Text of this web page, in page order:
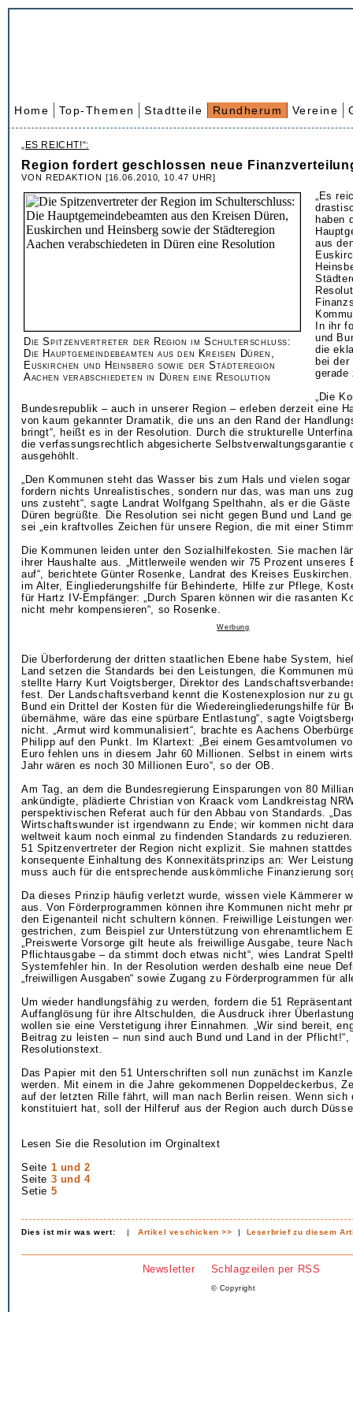
Home Top-Themen Stadtteile Rundherum Vereine
„ES REICHT!“:
Region fordert geschlossen neue
VON REDAKTION [16.06.2010, 10.47 UHR]
Die Spitzenvertreter der Region im Schulterschluss:
Die Hauptgemeindebeamten aus den Kreisen Düren,
Euskirchen und Heinsberg sowie der Städteregion
Aachen verabschiedeten in Düren eine Resolution
„Es
haben
aus
In ihr
und
die
bei
gerade
„Die
Bundesrepublik – auch in unserer Region – erleben derzeit eine
von kaum gekannter Dramatik, die uns an den Rand der
bringt“, heißt es in der Resolution. Durch die strukturelle
die verfassungsrechtlich abgesicherte Selbstverwaltungsgarantie
ausgehöhlt.
„Den Kommunen steht das Wasser bis zum Hals und vielen
fordern nichts Unrealistisches, sondern nur das, was man uns
uns zusteht“, sagte Landrat Wolfgang Spelthahn, als er die
Düren begrüßte. Die Resolution sei nicht gegen Bund und Land
sei „ein kraftvolles Zeichen für unsere Region, die mit einer
Die Kommunen leiden unter den Sozialhilfekosten. Sie machen
ihrer Haushalte aus. „Mittlerweile wenden wir 75 Prozent
auf“, berichtete Günter Rosenke, Landrat des Kreises
im Alter, Eingliederungshilfe für Behinderte, Hilfe zur Pflege,
für Hartz IV-Empfänger: „Durch Sparen können wir die rasanten
nicht mehr kompensieren“, so Rosenke.
Werbung
Die Überforderung der dritten staatlichen Ebene habe System,
Land setzen die Standards bei den Leistungen, die Kommunen
stellte Harry Kurt Voigtsberger, Direktor des
fest. Der Landschaftsverband kennt die Kostenexplosion nur zu
Bund ein Drittel der Kosten für die Wiedereingliederungshilfe für
übernähme, wäre das eine spürbare Entlastung“, sagte
nicht. „Armut wird kommunalisiert“, brachte es Aachens
Philipp auf den Punkt. Im Klartext: „Bei einem Gesamtvolumen
Euro fehlen uns in diesem Jahr 60 Millionen. Selbst in einem
Jahr wären es noch 30 Millionen Euro“, so der OB.
Am Tag, an dem die Bundesregierung Einsparungen von 80
ankündigte, plädierte Christian von Kraack vom Landkreistag
perspektivischen Referat auch für den Abbau von Standards. „Das
Wirtschaftswunder ist irgendwann zu Ende; wir kommen nicht
weltweit kaum noch einmal zu findenden Standards zu
51 Spitzenvertreter der Region nicht explizit. Sie mahnen
konsequente Einhaltung des Konnexitätsprinzips an: Wer
muss auch für die entsprechende auskömmliche Finanzierung
Da dieses Prinzip häufig verletzt wurde, wissen viele Kämmerer
aus. Von Förderprogrammen können ihre Kommunen nicht mehr
den Eigenanteil nicht schultern können. Freiwillige Leistungen
gestrichen, zum Beispiel zur Unterstützung von ehrenamtlichem
„Preiswerte Vorsorge gilt heute als freiwillige Ausgabe, teure
Pflichtausgabe – da stimmt doch etwas nicht“, wies Landrat
Systemfehler hin. In der Resolution werden deshalb eine neue
„freiwilligen Ausgaben“ sowie Zugang zu Förderprogrammen für
Um wieder handlungsfähig zu werden, fordern die 51
Auffanglösung für ihre Altschulden, die Ausdruck ihrer
wollen sie eine Verstetigung ihrer Einnahmen. „Wir sind bereit,
Beitrag zu leisten – nun sind auch Bund und Land in der
Resolutionstext.
Das Papier mit den 51 Unterschriften soll nun zunächst im
werden. Mit einem in die Jahre gekommenen Doppeldeckerbus,
auf der letzten Rille fährt, will man nach Berlin reisen. Wenn sich
konstituiert hat, soll der Hilferuf aus der Region auch durch
Lesen Sie die Resolution im Orginaltext
Seite 1 und 2
Seite 3 und 4
Setie 5
Dies ist mir was wert: |Artikel veschicken >> | Leserbrief zu diesem
Newsletter Schlagzeilen per RSS
© Copyright